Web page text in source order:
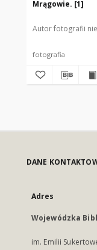
Mrągowie. [1]
Autor fotografii
fotografia
DANE
Adres
Wojewódzka
im. Emilii